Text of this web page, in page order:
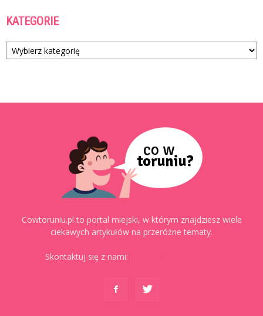
KATEGORIE
Kategorie
Cowtoruniu.pl to portal miejski, w którym znajdziesz wiele
ciekawych artykułów na przeróżne tematy.
Skontaktuj się z nami: